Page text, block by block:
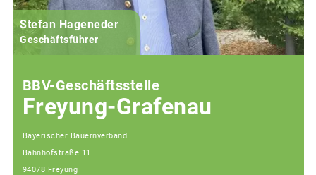
Stefan Hageneder
Geschäftsführer
BBV-Geschäftsstelle
Freyung-Grafenau
Bayerischer Bauernverband
Bahnhofstraße 11
94078 Freyung